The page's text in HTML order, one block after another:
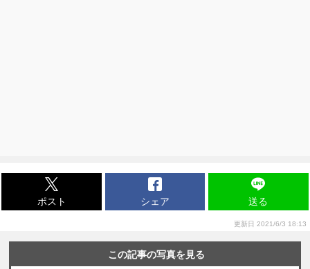
ポスト シェア 送る
更新日 2021/6/3 18:13
この記事の写真を見る